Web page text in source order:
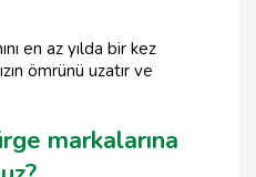
en az yılda bir kez
ömrünü uzatır ve
markalarına